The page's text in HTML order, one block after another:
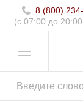
8 (800)
(c 07:00 до